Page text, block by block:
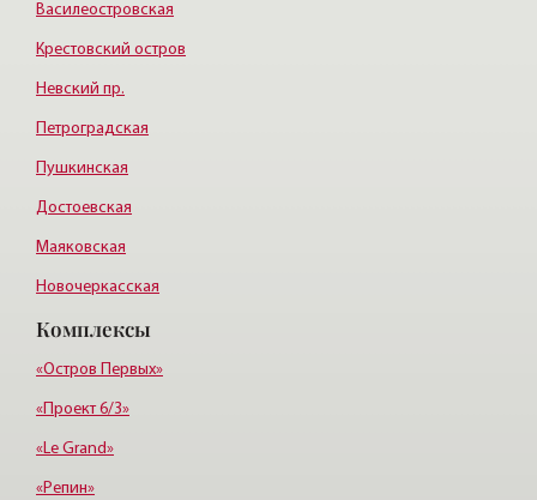
Василеостровская
Крестовский остров
Невский пр.
Петроградская
Пушкинская
Достоевская
Маяковская
Новочеркасская
Озерки
Адмиралтейская
Комплексы
«Остров Первых»
«Проект 6/3»
«Le Grand»
«Репин»